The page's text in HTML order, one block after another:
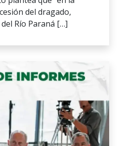
del dragado,
Río Paraná […]